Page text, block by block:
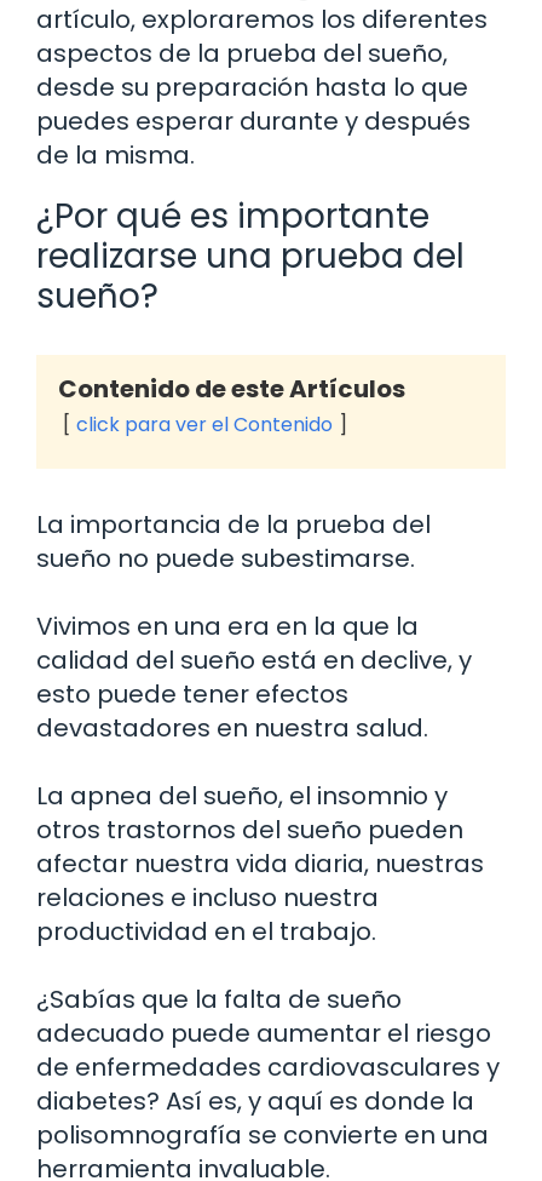
artículo, exploraremos los diferentes
aspectos de la prueba del sueño,
desde su preparación hasta lo que
puedes esperar durante y después
de la misma.
¿Por qué es importante
realizarse una prueba del
sueño?
Contenido de este Artículos
click para ver el Contenido
La importancia de la prueba del
sueño no puede subestimarse.
Vivimos en una era en la que la
calidad del sueño está en declive, y
esto puede tener efectos
devastadores en nuestra salud.
La apnea del sueño, el insomnio y
otros trastornos del sueño pueden
afectar nuestra vida diaria, nuestras
relaciones e incluso nuestra
productividad en el trabajo.
¿Sabías que la falta de sueño
adecuado puede aumentar el riesgo
de enfermedades cardiovasculares y
diabetes? Así es, y aquí es donde la
polisomnografía se convierte en una
herramienta invaluable.